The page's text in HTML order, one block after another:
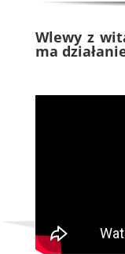
Wlewy z
ma